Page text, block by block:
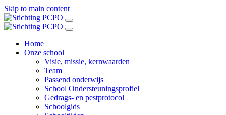
Skip to main content
Home
Onze school
Visie, missie, kernwaarden
Team
Passend onderwijs
School Ondersteuningsprofiel
Gedrags- en pestprotocol
Schoolgids